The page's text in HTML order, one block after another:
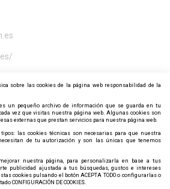
14:30h. Presencial: Jueves de 17:00 a
redes sociales
sobre las cookies de la página web responsabilidad de la
un pequeño archivo de información que se guarda en tu
vez que visitas nuestra página web. Algunas cookies son
externas que prestan servicios para nuestra página web.
las cookies técnicas son necesarias para que nuestra
de tu autorización y son las únicas que tenemos
nuestra página, para personalizarla en base a tus
publicidad ajustada a tus búsquedas, gustos e intereses
cookies pulsando el botón ACEPTA TODO o configurarlas o
CONFIGURACIÓN DE COOKIES.